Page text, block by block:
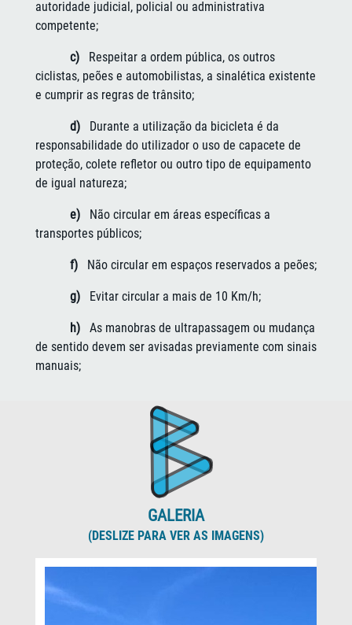
autoridade judicial, policial ou administrativa
competente;
c)
Respeitar a ordem pública, os outros
ciclistas, peões e automobilistas, a sinalética existente
e cumprir as regras de trânsito;
d)
Durante a utilização da bicicleta é da
responsabilidade do utilizador o uso de capacete de
proteção, colete refletor ou outro tipo de equipamento
de igual natureza;
e)
Não circular em áreas específicas a
transportes públicos;
f) Não circular em espaços reservados a peões;
g) Evitar circular a mais de 10 Km/h;
h)
As manobras de ultrapassagem ou mudança
de sentido devem ser avisadas previamente com sinais
manuais;
GALERIA
(DESLIZE PARA VER AS IMAGENS)